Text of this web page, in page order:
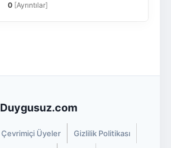
0[Ayrıntılar]
Duygusuz.com
Çevrimiçi Üyeler Gizlilik Politikası